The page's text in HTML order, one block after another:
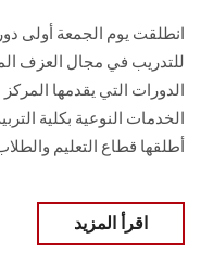
انطلقت يوم الجمعة أولى
للتدريب في مجال العزف
الدورات التي يقدمها
الخدمات النوعية بكلية
أطلقها قطاع التعليم
اقرأ المزيد